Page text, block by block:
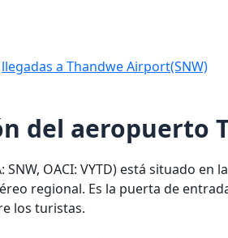
llegadas a Thandwe Airport(SNW)
del aeropuerto
OACI: VYTD) está situado en
regional. Es la puerta de
los turistas.